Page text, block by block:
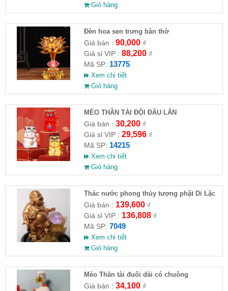
Giỏ hàng
Đèn hoa sen trưng bàn thờ
Giá bán : 90,000₫
Giá sỉ VIP : 88,200₫
Mã SP: 13775
Xem chi tiết
Giỏ hàng
MÈO THẦN TÀI ĐỘI ĐẦU LÂN
Giá bán : 30,200₫
Giá sỉ VIP : 29,596₫
Mã SP: 14215
Xem chi tiết
Giỏ hàng
Thác nước phong thủy tượng phật Di Lặc
Giá bán : 139,600₫
Giá sỉ VIP : 136,808₫
Mã SP: 7049
Xem chi tiết
Giỏ hàng
Mèo Thần tài đuôi dài có chuông
10x7x6.8cm
Giá bán : 34,100₫